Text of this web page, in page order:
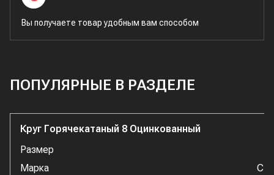
Вы получаете товар удобным вам способом
ПОПУЛЯРНЫЕ В РАЗДЕЛЕ
Круг Горячекатаный 8 Оцинкованный
Размер
Марка
Ст3